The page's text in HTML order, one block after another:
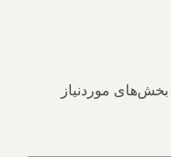
بخش‌های موردنیاز